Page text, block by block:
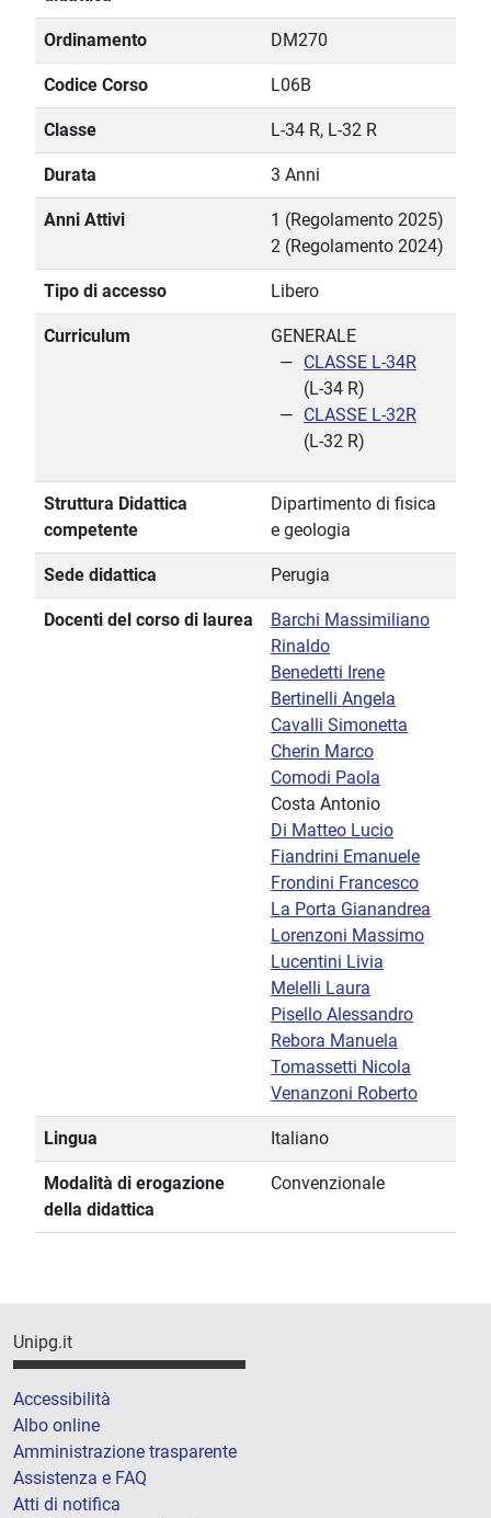
Ordinamento DM270
Codice Corso L06B
Classe L-34 R, L-32 R
Durata 3 Anni
Anni Attivi
1 (Regolamento 2025)
2 (Regolamento 2024)
Tipo di accesso Libero
Curriculum
GENERALE
CLASSE L-34R
(L-34 R)
CLASSE L-32R
(L-32 R)
Struttura Didattica
competente
Dipartimento di fisica
e geologia
Sede didattica Perugia
Docenti del corso di laurea
Barchi Massimiliano
Rinaldo
Benedetti Irene
Bertinelli Angela
Cavalli Simonetta
Cherin Marco
Comodi Paola
Costa Antonio
Di Matteo Lucio
Fiandrini Emanuele
Frondini Francesco
La Porta Gianandrea
Lorenzoni Massimo
Lucentini Livia
Melelli Laura
Pisello Alessandro
Rebora Manuela
Tomassetti Nicola
Venanzoni Roberto
Lingua Italiano
Modalità di erogazione
della didattica
Convenzionale
Unipg.it
Accessibilità
Albo online
Amministrazione trasparente
Assistenza e FAQ
Atti di notifica